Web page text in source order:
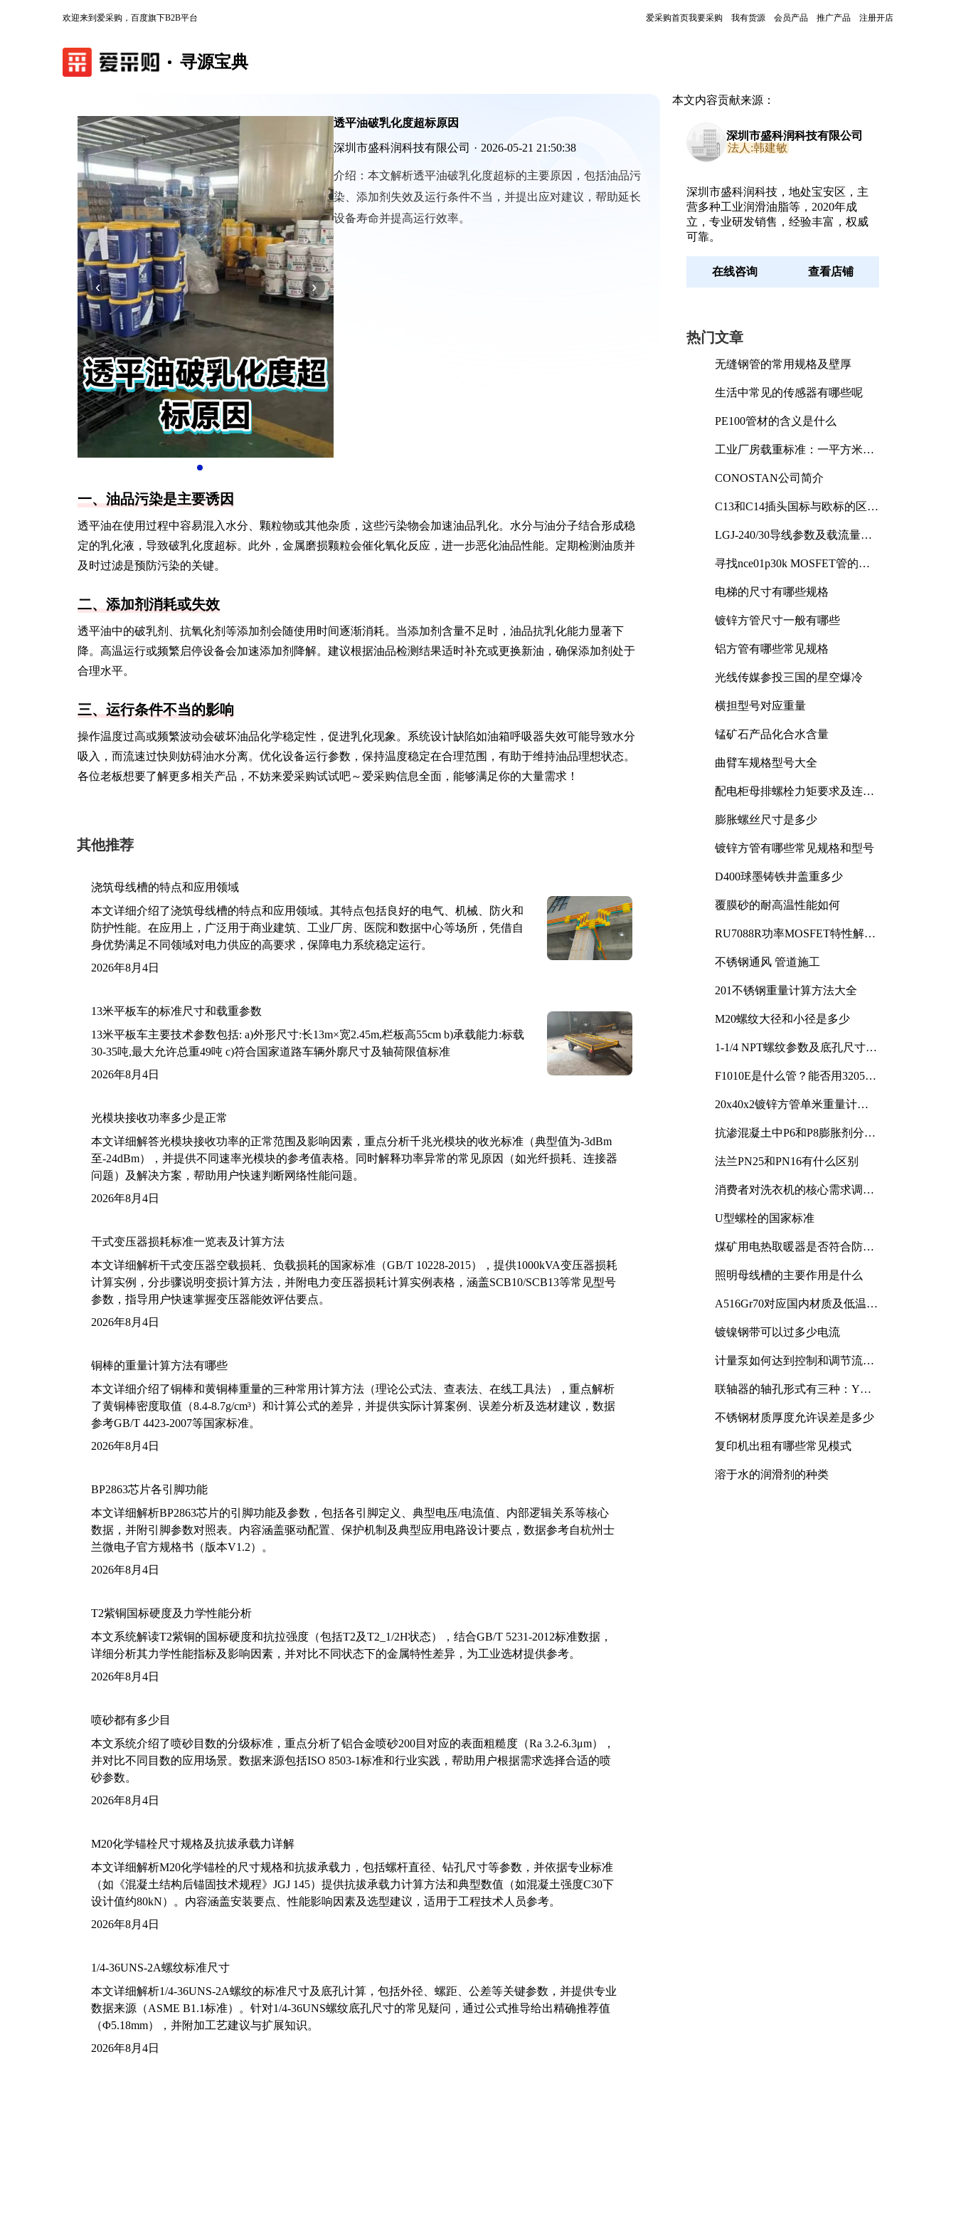
欢迎来到爱采购，百度旗下B2B平台 爱采购首页我要采购 我有货源 会员产品 推广产品 注册开店
寻源宝典
‹ ›
透平油破乳化度超标原因
深圳市盛科润科技有限公司 · 2026-05-21 21:50:38
介绍： 本文解析透平油破乳化度超标的主要原因，包括油品污
染、添加剂失效及运行条件不当，并提出应对建议，帮助延长
设备寿命并提高运行效率。
一、油品污染是主要诱因
透平油在使用过程中容易混入水分、颗粒物或其他杂质，这些污染物会加速油品乳化。水分与油分子结合形成稳
定的乳化液，导致破乳化度超标。此外，金属磨损颗粒会催化氧化反应，进一步恶化油品性能。定期检测油质并
及时过滤是预防污染的关键。
二、添加剂消耗或失效
透平油中的破乳剂、抗氧化剂等添加剂会随使用时间逐渐消耗。当添加剂含量不足时，油品抗乳化能力显著下
降。高温运行或频繁启停设备会加速添加剂降解。建议根据油品检测结果适时补充或更换新油，确保添加剂处于
合理水平。
三、运行条件不当的影响
操作温度过高或频繁波动会破坏油品化学稳定性，促进乳化现象。系统设计缺陷如油箱呼吸器失效可能导致水分
吸入，而流速过快则妨碍油水分离。优化设备运行参数，保持温度稳定在合理范围，有助于维持油品理想状态。
各位老板想要了解更多相关产品，不妨来爱采购试试吧～爱采购信息全面，能够满足你的大量需求！
其他推荐
浇筑母线槽的特点和应用领域
本文详细介绍了浇筑母线槽的特点和应用领域。其特点包括良好的电气、机械、防火和
防护性能。在应用上，广泛用于商业建筑、工业厂房、医院和数据中心等场所，凭借自
身优势满足不同领域对电力供应的高要求，保障电力系统稳定运行。
2026年8月4日
13米平板车的标准尺寸和载重参数
13米平板车主要技术参数包括: a)外形尺寸:长13m×宽2.45m,栏板高55cm b)承载能力:标载
30-35吨,最大允许总重49吨 c)符合国家道路车辆外廓尺寸及轴荷限值标准
2026年8月4日
光模块接收功率多少是正常
本文详细解答光模块接收功率的正常范围及影响因素，重点分析千兆光模块的收光标准（典型值为-3dBm
至-24dBm），并提供不同速率光模块的参考值表格。同时解释功率异常的常见原因（如光纤损耗、连接器
问题）及解决方案，帮助用户快速判断网络性能问题。
2026年8月4日
干式变压器损耗标准一览表及计算方法
本文详细解析干式变压器空载损耗、负载损耗的国家标准（GB/T 10228-2015），提供1000kVA变压器损耗
计算实例，分步骤说明变损计算方法，并附电力变压器损耗计算实例表格，涵盖SCB10/SCB13等常见型号
参数，指导用户快速掌握变压器能效评估要点。
2026年8月4日
铜棒的重量计算方法有哪些
本文详细介绍了铜棒和黄铜棒重量的三种常用计算方法（理论公式法、查表法、在线工具法），重点解析
了黄铜棒密度取值（8.4-8.7g/cm³）和计算公式的差异，并提供实际计算案例、误差分析及选材建议，数据
参考GB/T 4423-2007等国家标准。
2026年8月4日
BP2863芯片各引脚功能
本文详细解析BP2863芯片的引脚功能及参数，包括各引脚定义、典型电压/电流值、内部逻辑关系等核心
数据，并附引脚参数对照表。内容涵盖驱动配置、保护机制及典型应用电路设计要点，数据参考自杭州士
兰微电子官方规格书（版本V1.2）。
2026年8月4日
T2紫铜国标硬度及力学性能分析
本文系统解读T2紫铜的国标硬度和抗拉强度（包括T2及T2_1/2H状态），结合GB/T 5231-2012标准数据，
详细分析其力学性能指标及影响因素，并对比不同状态下的金属特性差异，为工业选材提供参考。
2026年8月4日
喷砂都有多少目
本文系统介绍了喷砂目数的分级标准，重点分析了铝合金喷砂200目对应的表面粗糙度（Ra 3.2-6.3μm），
并对比不同目数的应用场景。数据来源包括ISO 8503-1标准和行业实践，帮助用户根据需求选择合适的喷
砂参数。
2026年8月4日
M20化学锚栓尺寸规格及抗拔承载力详解
本文详细解析M20化学锚栓的尺寸规格和抗拔承载力，包括螺杆直径、钻孔尺寸等参数，并依据专业标准
（如《混凝土结构后锚固技术规程》JGJ 145）提供抗拔承载力计算方法和典型数值（如混凝土强度C30下
设计值约80kN）。内容涵盖安装要点、性能影响因素及选型建议，适用于工程技术人员参考。
2026年8月4日
1/4-36UNS-2A螺纹标准尺寸
本文详细解析1/4-36UNS-2A螺纹的标准尺寸及底孔计算，包括外径、螺距、公差等关键参数，并提供专业
数据来源（ASME B1.1标准）。针对1/4-36UNS螺纹底孔尺寸的常见疑问，通过公式推导给出精确推荐值
（Φ5.18mm），并附加工艺建议与扩展知识。
2026年8月4日
本文内容贡献来源：
深圳市盛科润科技有限公司
法人:韩建敏
深圳市盛科润科技，地处宝安区，主
营多种工业润滑油脂等，2020年成
立，专业研发销售，经验丰富，权威
可靠。
在线咨询 查看店铺
热门文章
无缝钢管的常用规格及壁厚
生活中常见的传感器有哪些呢
PE100管材的含义是什么
工业厂房载重标准：一平方米能
CONOSTAN公司简介
C13和C14插头国标与欧标的区别
LGJ-240/30导线参数及载流量解
寻找nce01p30k MOSFET管的合
电梯的尺寸有哪些规格
镀锌方管尺寸一般有哪些
铝方管有哪些常见规格
光线传媒参投三国的星空爆冷
横担型号对应重量
锰矿石产品化合水含量
曲臂车规格型号大全
配电柜母排螺栓力矩要求及连接
膨胀螺丝尺寸是多少
镀锌方管有哪些常见规格和型号
D400球墨铸铁井盖重多少
覆膜砂的耐高温性能如何
RU7088R功率MOSFET特性解析
不锈钢通风 管道施工
201不锈钢重量计算方法大全
M20螺纹大径和小径是多少
1-1/4 NPT螺纹参数及底孔尺寸详
F1010E是什么管？能否用3205或
20x40x2镀锌方管单米重量计算
抗渗混凝土中P6和P8膨胀剂分别
法兰PN25和PN16有什么区别
消费者对洗衣机的核心需求调研
U型螺栓的国家标准
煤矿用电热取暖器是否符合防爆
照明母线槽的主要作用是什么
A516Gr70对应国内材质及低温冲
镀镍钢带可以过多少电流
计量泵如何达到控制和调节流量
联轴器的轴孔形式有三种：Y
不锈钢材质厚度允许误差是多少
复印机出租有哪些常见模式
溶于水的润滑剂的种类